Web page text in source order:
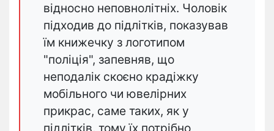
відносно неповнолітніх. Чоловік
підходив до підлітків, показував
їм книжечку з логотипом
"поліція", запевняв, що
неподалік скоєно крадіжку
мобільного чи ювелірних
прикрас, саме таких, як у